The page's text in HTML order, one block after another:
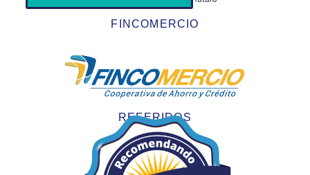
FINCOMERCIO
REFERIDOS